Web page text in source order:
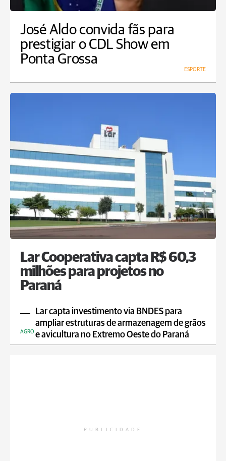
José Aldo convida fãs para
prestigiar o CDL Show em
Ponta Grossa
ESPORTE
Lar Cooperativa capta R$ 60,3
milhões para projetos no
Paraná
Lar capta investimento via BNDES para
ampliar estruturas de armazenagem de grãos
e avicultura no Extremo Oeste do Paraná
AGRO
PUBLICIDADE